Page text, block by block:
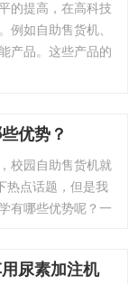
的提高，在高科技
例如自助售货机、
产品。这些产品的
优势？
校园自助售货机就
热点话题，但是我
有哪些优势呢？一
尿素加注机